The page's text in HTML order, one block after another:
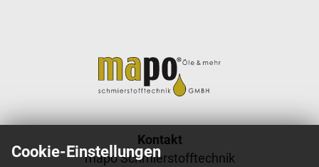
Kontakt
mapo Schmierstofftechnik
Cookie-Einstellungen